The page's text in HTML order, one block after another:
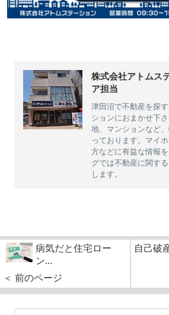
株式会社アトムス
ア担当
津田沼で不動産を探
ションにおまかせ下
地、マンションなど
っております。マイ
方などに有益な情報
グでは不動産に関す
します。
病気だと住宅ロー
ン...
＜ 前のページ
自己破